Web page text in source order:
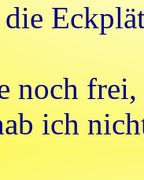
noch
ich